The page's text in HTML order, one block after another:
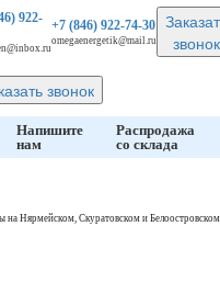
922-
+7 (846)922-74-30
omegaenergetik@mail.ru
звонок
звонок
Напишите
нам
Распродажа
со склада
на Нярмейском, Скуратовском и Белоостровском